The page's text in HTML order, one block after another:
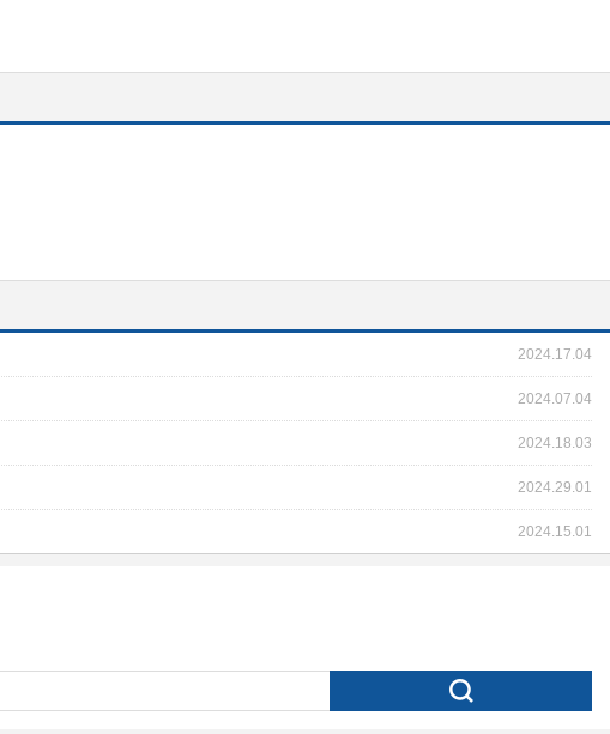
2024.17.04
2024.07.04
2024.18.03
2024.29.01
2024.15.01